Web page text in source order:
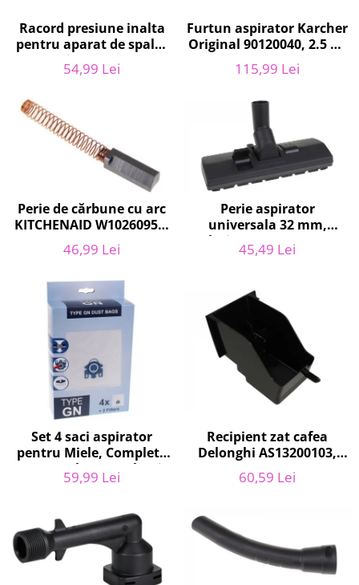
Servere, Componente & UPS
Telecomenzi garaj
Sport & Activitati in aer liber
Accesorii Fitness
Accesorii sportive
Articole Voiaj
Sporturi acvatice
Sporturi de interior
TV, Audio & Foto
Aparate Foto & Accesorii
Audio HI-FI & Profesionale
Camere video si sport
Drone si Accesorii
Home Cinema & Audio
Playere, Boxe & Casti
Telescoape & Optica
Bacanie
Ambalaje cadouri
Curatenie si intretinere
Racord presiune inalta
pentru aparat de spalat
cu presiune, KARCHER
9.013-355.0, K4/K5
54,99 Lei
Furtun aspirator Karcher
Original 90120040, 2.5 m,
negru
115,99 Lei
Perie de cărbune cu arc
KITCHENAID W10260958,
5KSM15
46,99 Lei
Perie aspirator
universala 32 mm,
latime 27 cm, V272
ECONOMY
45,49 Lei
Set 4 saci aspirator
pentru Miele, Complete
C2, Complete C3, Classic
C1, S8, S5, S2, compatibil
59,99 Lei
Recipient zat cafea
Delonghi AS13200103,
ECAM21 - ECAM25
60,59 Lei